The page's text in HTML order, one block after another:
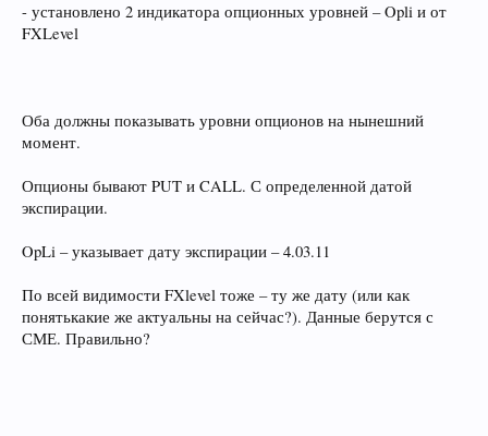
- установлено 2 индикатора опционных уровней – Opli и от
FXLevel
Оба должны показывать уровни опционов на нынешний
момент.
Опционы бывают PUT и CALL. С определенной датой
экспирации.
OpLi – указывает дату экспирации – 4.03.11
По всей видимости FXlevel тоже – ту же дату (или как
понятькакие же актуальны на сейчас?). Данные берутся с
СМЕ. Правильно?